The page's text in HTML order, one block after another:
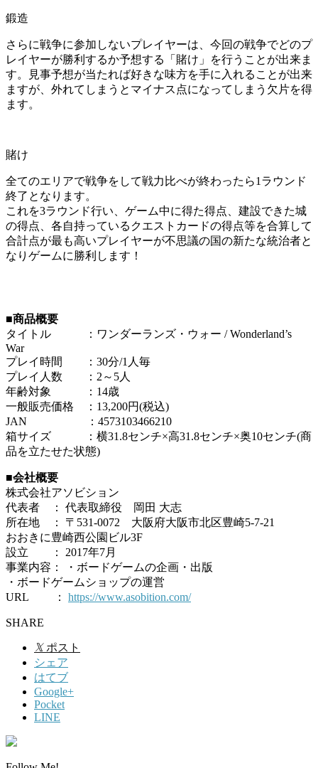
鍛造
さらに戦争に参加しないプレイヤーは、今回の戦争でどのプ
レイヤーが勝利するか予想する「賭け」を行うことが出来ま
す。見事予想が当たれば好きな味方を手に入れることが出来
ますが、外れてしまうとマイナス点になってしまう欠片を得
ます。
賭け
全てのエリアで戦争をして戦力比べが終わったら1ラウンド
終了となります。
これを3ラウンド行い、ゲーム中に得た得点、建設できた城
の得点、各自持っているクエストカードの得点等を合算して
合計点が最も高いプレイヤーが不思議の国の新たな統治者と
なりゲームに勝利します！
■商品概要
タイトル ：ワンダーランズ・ウォー / Wonderland’s
War
プレイ時間 ：30分/1人毎
プレイ人数 ：2～5人
年齢対象 ：14歳
一般販売価格 ：13,200円(税込)
JAN ：4573103466210
箱サイズ ：横31.8センチ×高31.8センチ×奥10センチ(商
品を立たせた状態)
■会社概要
株式会社アソビション
代表者 ： 代表取締役 岡田 大志
所在地 ： 〒531-0072 大阪府大阪市北区豊崎5-7-21
おおきに豊崎西公園ビル3F
設立 ： 2017年7月
事業内容： ・ボードゲームの企画・出版
・ボードゲームショップの運営
URL ： https://www.asobition.com/
SHARE
𝕏 ポスト
シェア
はてブ
Google+
Pocket
LINE